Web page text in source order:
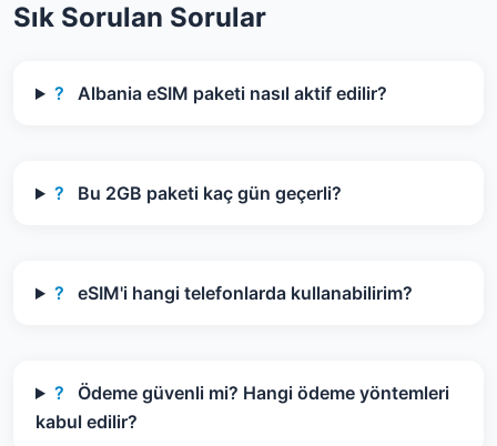
Sık Sorulan Sorular
? Albania eSIM paketi nasıl aktif edilir?
? Bu 2GB paketi kaç gün geçerli?
? eSIM'i hangi telefonlarda kullanabilirim?
?
Ödeme güvenli mi? Hangi ödeme yöntemleri
kabul edilir?